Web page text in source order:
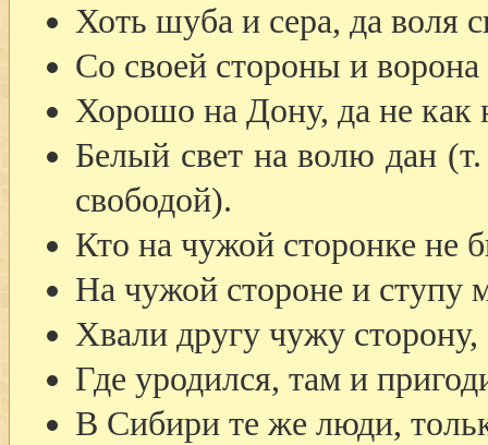
Хоть шуба и сера, да воля
Со своей стороны и ворона
Хорошо на Дону, да не как
Белый свет на волю дан (т.
свободой).
Кто на чужой сторонке не
На чужой стороне и ступу
Хвали другу чужу
Где уродился, там и
В Сибири те же люди,